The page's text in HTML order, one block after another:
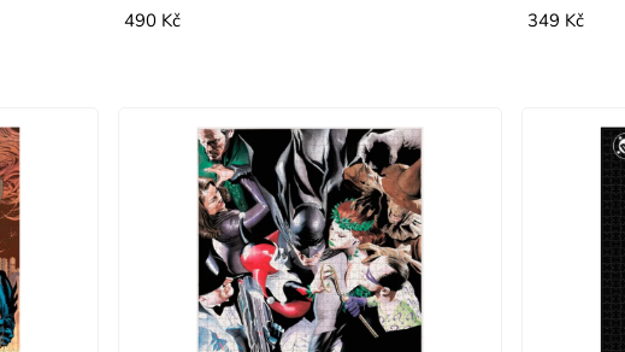
490 Kč
349 Kč